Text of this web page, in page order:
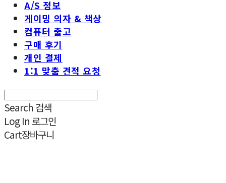
A/S 정보
게이밍 의자 & 책상
컴퓨터 출고
구매 후기
개인 결제
1:1 맞춤 견적 요청
Search 검색
Log In 로그인
Cart장바구니